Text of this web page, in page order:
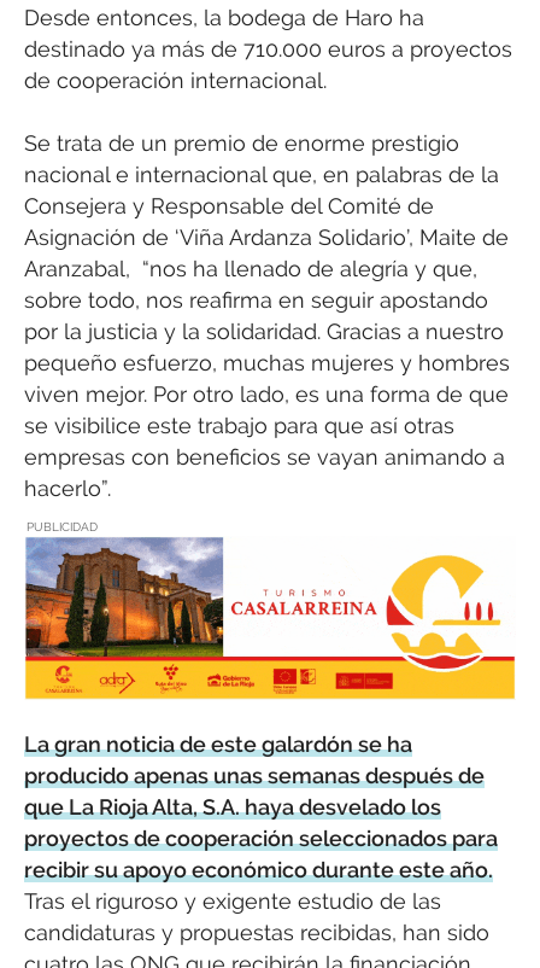
Desde entonces, la bodega de Haro ha
destinado ya más de 710.000 euros a proyectos
de cooperación internacional.
Se trata de un premio de enorme prestigio
nacional e internacional que, en palabras de la
Consejera y Responsable del Comité de
Asignación de ‘Viña Ardanza Solidario’, Maite de
Aranzabal, “nos ha llenado de alegría y que,
sobre todo, nos reafirma en seguir apostando
por la justicia y la solidaridad. Gracias a nuestro
pequeño esfuerzo, muchas mujeres y hombres
viven mejor. Por otro lado, es una forma de que
se visibilice este trabajo para que así otras
empresas con beneficios se vayan animando a
hacerlo”.
PUBLICIDAD
La gran noticia de este galardón se ha
producido apenas unas semanas después de
que La Rioja Alta, S.A. haya desvelado los
proyectos de cooperación seleccionados para
recibir su apoyo económico durante este año.
Tras el riguroso y exigente estudio de las
candidaturas y propuestas recibidas, han sido